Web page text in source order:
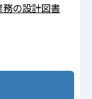
の設計図書